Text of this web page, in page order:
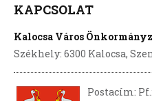
KAPCSOLAT
Kalocsa Város
Székhely: 6300 Kalocsa,
Postacím: